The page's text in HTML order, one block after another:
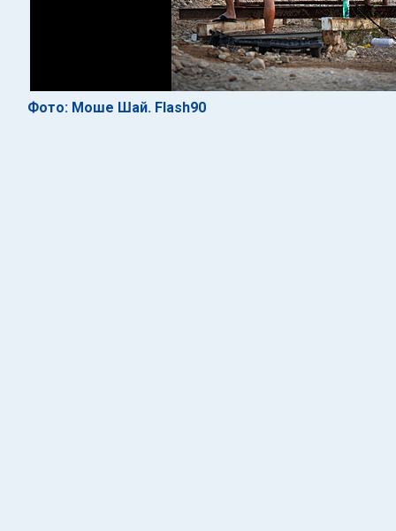
Фото: Моше Шай. Flash90